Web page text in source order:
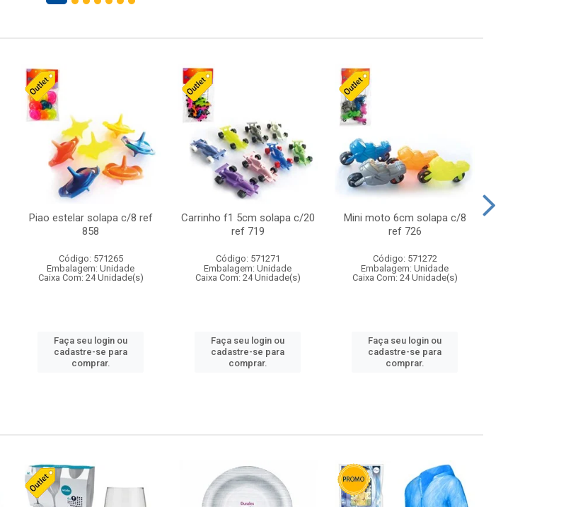
Piao estelar solapa c/8 ref
858
Código: 571265
Embalagem: Unidade
Caixa Com: 24 Unidade(s)
Faça seu login ou
cadastre-se para
comprar.
Carrinho f1 5cm solapa c/20
ref 719
Código: 571271
Embalagem: Unidade
Caixa Com: 24 Unidade(s)
Faça seu login ou
cadastre-se para
comprar.
Mini moto 6cm solapa c/8
ref 726
Código: 571272
Embalagem: Unidade
Caixa Com: 24 Unidade(s)
Faça seu login ou
cadastre-se para
comprar.